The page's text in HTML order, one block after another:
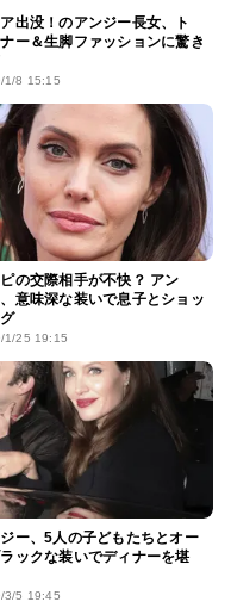
出没！のアンジー長女、ト
ー＆生脚ファッションに驚き
1/8 15:15
の交際相手が不快？ アン
意味深な装いで息子とショッ
1/25 19:15
ー、5人の子どもたちとオー
ックな装いでディナーを堪
3/5 19:45